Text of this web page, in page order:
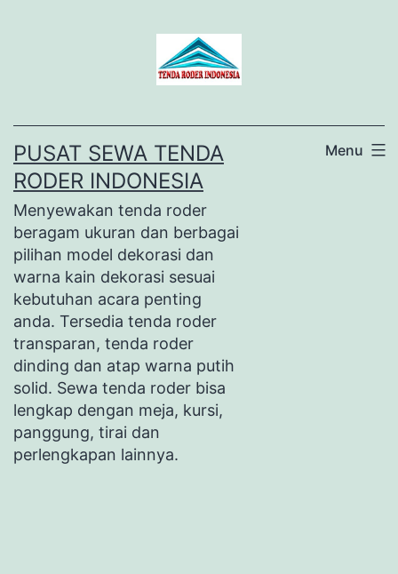
PUSAT SEWA TENDA
RODER INDONESIA
Menyewakan tenda roder
beragam ukuran dan berbagai
pilihan model dekorasi dan
warna kain dekorasi sesuai
kebutuhan acara penting
anda. Tersedia tenda roder
transparan, tenda roder
dinding dan atap warna putih
solid. Sewa tenda roder bisa
lengkap dengan meja, kursi,
panggung, tirai dan
perlengkapan lainnya.
Menu